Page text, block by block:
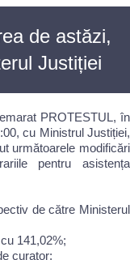
de astăzi,
Justiției
PROTESTUL, în
cu Ministrul Justiției,
următoarele modificări
pentru asistența
de către Ministerul
141,02%;
curator;